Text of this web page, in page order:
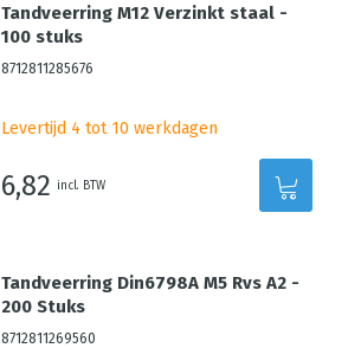
Tandveerring M12 Verzinkt staal -
100 stuks
8712811285676
Levertijd 4 tot 10 werkdagen
6,82 incl. BTW
Tandveerring Din6798A M5 Rvs A2 -
200 Stuks
8712811269560